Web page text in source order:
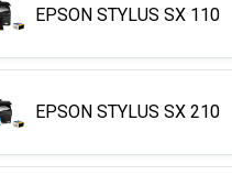
EPSON STYLUS SX 110
EPSON STYLUS SX 210